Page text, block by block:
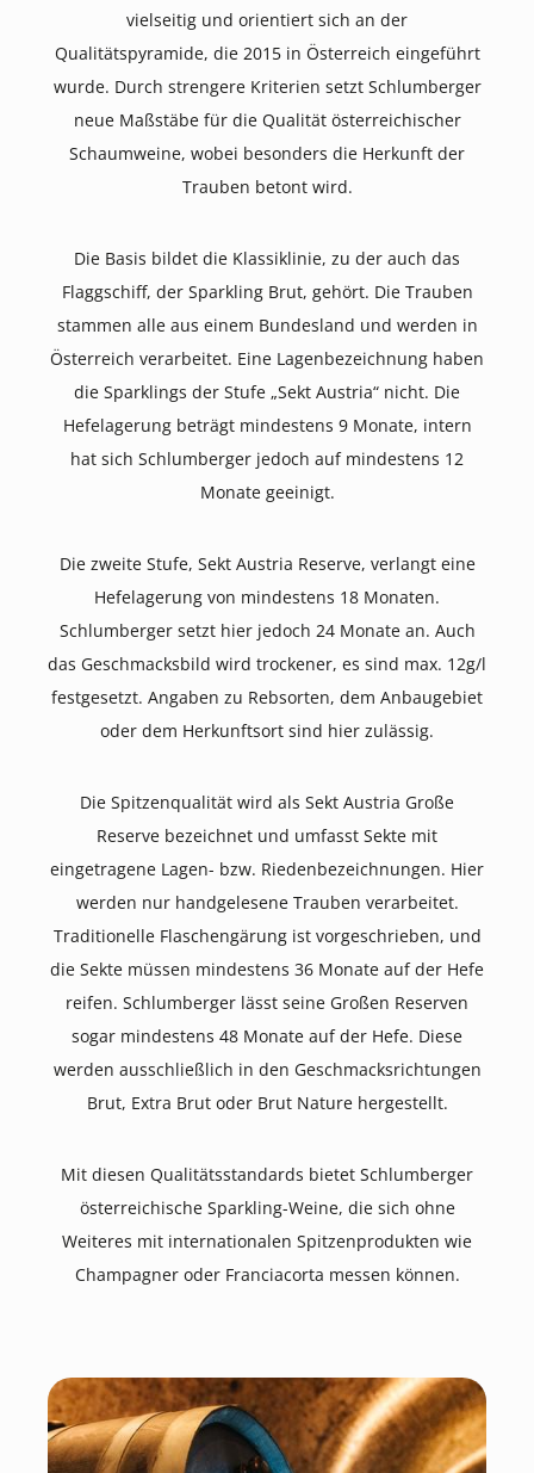
vielseitig und orientiert sich an der
Qualitätspyramide, die 2015 in Österreich eingeführt
wurde. Durch strengere Kriterien setzt Schlumberger
neue Maßstäbe für die Qualität österreichischer
Schaumweine, wobei besonders die Herkunft der
Trauben betont wird.
Die Basis bildet die Klassiklinie, zu der auch das
Flaggschiff, der Sparkling Brut, gehört. Die Trauben
stammen alle aus einem Bundesland und werden in
Österreich verarbeitet. Eine Lagenbezeichnung haben
die Sparklings der Stufe „Sekt Austria“ nicht. Die
Hefelagerung beträgt mindestens 9 Monate, intern
hat sich Schlumberger jedoch auf mindestens 12
Monate geeinigt.
Die zweite Stufe, Sekt Austria Reserve, verlangt eine
Hefelagerung von mindestens 18 Monaten.
Schlumberger setzt hier jedoch 24 Monate an. Auch
das Geschmacksbild wird trockener, es sind max. 12g/l
festgesetzt. Angaben zu Rebsorten, dem Anbaugebiet
oder dem Herkunftsort sind hier zulässig.
Die Spitzenqualität wird als Sekt Austria Große
Reserve bezeichnet und umfasst Sekte mit
eingetragene Lagen- bzw. Riedenbezeichnungen. Hier
werden nur handgelesene Trauben verarbeitet.
Traditionelle Flaschengärung ist vorgeschrieben, und
die Sekte müssen mindestens 36 Monate auf der Hefe
reifen. Schlumberger lässt seine Großen Reserven
sogar mindestens 48 Monate auf der Hefe. Diese
werden ausschließlich in den Geschmacksrichtungen
Brut, Extra Brut oder Brut Nature hergestellt.
Mit diesen Qualitätsstandards bietet Schlumberger
österreichische Sparkling-Weine, die sich ohne
Weiteres mit internationalen Spitzenprodukten wie
Champagner oder Franciacorta messen können.